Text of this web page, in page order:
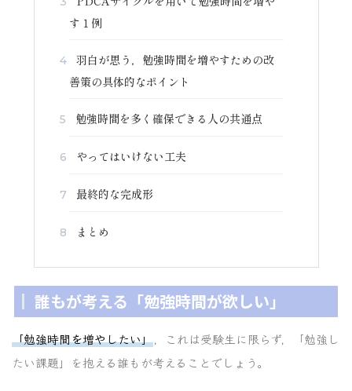
す１例
4
羽白が思う，勉強時間を増やすための改
善策の具体的なポイント
5 勉強時間を多く確保できる人の共通点
6 やってはいけない工夫
7 最終的な完成形
8 まとめ
誰もが考える「勉強時間が欲しい」
「勉強時間を増やしたい」，これは受験生に限らず，「勉強し
たい課題」を抱える誰もが考えることでしょう。